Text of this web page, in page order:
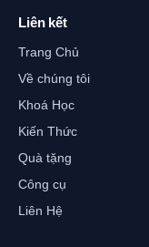
Liên kết
Trang Chủ
Về chúng tôi
Khoá Học
Kiến Thức
Quà tặng
Công cụ
Liên Hệ